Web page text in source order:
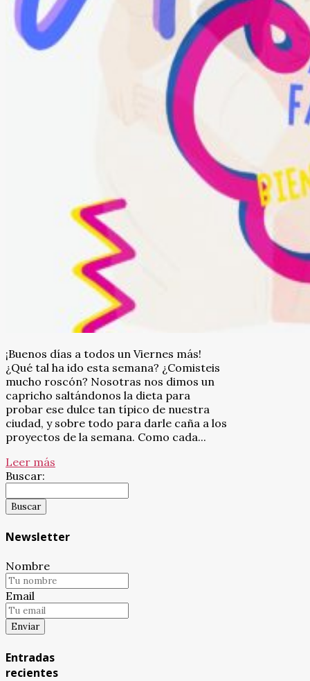
¡Buenos días a todos un Viernes más!
¿Qué tal ha ido esta semana? ¿Comisteis
mucho roscón? Nosotras nos dimos un
capricho saltándonos la dieta para
probar ese dulce tan típico de nuestra
ciudad, y sobre todo para darle caña a los
proyectos de la semana. Como cada...
Leer más
Buscar:
Newsletter
Nombre
Email
Entradas
recientes